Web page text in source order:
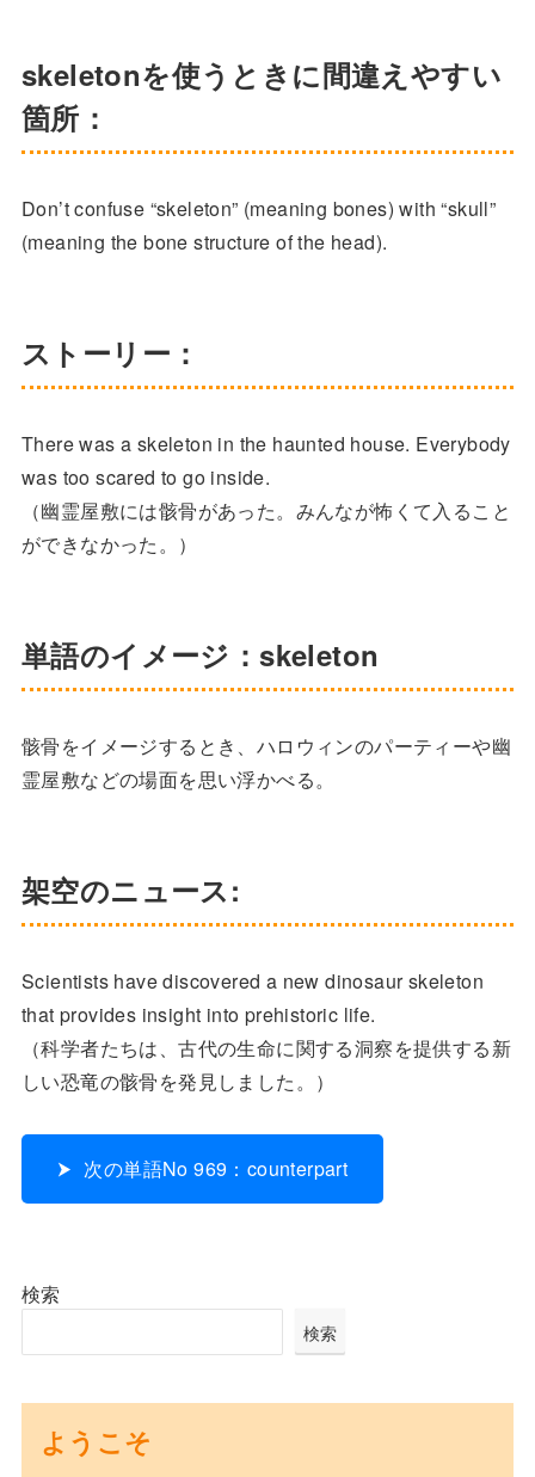
skeletonを使うときに間違えやすい
箇所：
Don’t confuse “skeleton” (meaning bones) with “skull”
(meaning the bone structure of the head).
ストーリー：
There was a skeleton in the haunted house. Everybody
was too scared to go inside.
（幽霊屋敷には骸骨があった。みんなが怖くて入ること
ができなかった。）
単語のイメージ：skeleton
骸骨をイメージするとき、ハロウィンのパーティーや幽
霊屋敷などの場面を思い浮かべる。
架空のニュース:
Scientists have discovered a new dinosaur skeleton
that provides insight into prehistoric life.
（科学者たちは、古代の生命に関する洞察を提供する新
しい恐竜の骸骨を発見しました。）
次の単語No 969：counterpart
検索
検索
ようこそ